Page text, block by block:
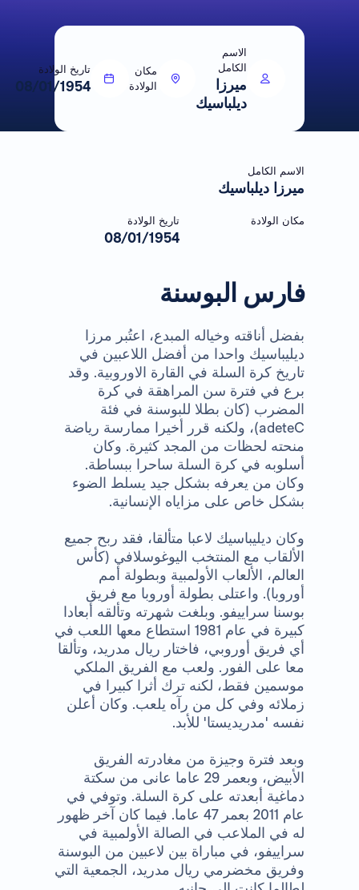
الاسم
الكامل
ميرزا
ديلباسيك
مكان
الولادة
تاريخ الولادة
08/01/1954
الاسم الكامل
ميرزا ديلباسيك
مكان الولادة تاريخ الولادة
08/01/1954
فارس البوسنة
بفضل أناقته وخياله المبدع، اعتُبر مرزا
ديليباسيك واحدا من أفضل اللاعبين في
تاريخ كرة السلة في القارة الاوروبية. وقد
برع في فترة سن المراهقة في كرة
المضرب (كان بطلا للبوسنة في فئة
adete)، ولكنه قرر أخيرا ممارسة رياضة
منحته لحظات من المجد كثيرة. وكان
أسلوبه في كرة السلة ساحرا ببساطة.
وكان من يعرفه بشكل جيد يسلط الضوء
بشكل خاص على مزاياه الإنسانية.
وكان ديليباسيك لاعبا متألقا، فقد ربح جميع
الألقاب مع المنتخب اليوغوسلافي (كأس
العالم، الألعاب الأولمبية وبطولة أمم
أوروبا). واعتلى بطولة أوروبا مع فريق
بوسنا سراييفو. وبلغت شهرته وتألقه أبعادا
كبيرة في عام 1981 استطاع معها اللعب في
أي فريق أوروبي، فاختار ريال مدريد، وتألقا
معا على الفور. ولعب مع الفريق الملكي
موسمين فقط، لكنه ترك أثرا كبيرا في
زملائه وفي كل من رآه يلعب. وكان أعلن
نفسه 'مدريديستا' للأبد.
وبعد فترة وجيزة من مغادرته الفريق
الأبيض، وبعمر 29 عاما عانى من سكتة
دماغية أبعدته على كرة السلة. وتوفي في
عام 2011 بعمر 47 عاما. فيما كان آخر ظهور
له في الملاعب في الصالة الأولمبية في
سراييفو، في مباراة بين لاعبين من البوسنة
وفريق مخضرمي ريال مدريد، الجمعية التي